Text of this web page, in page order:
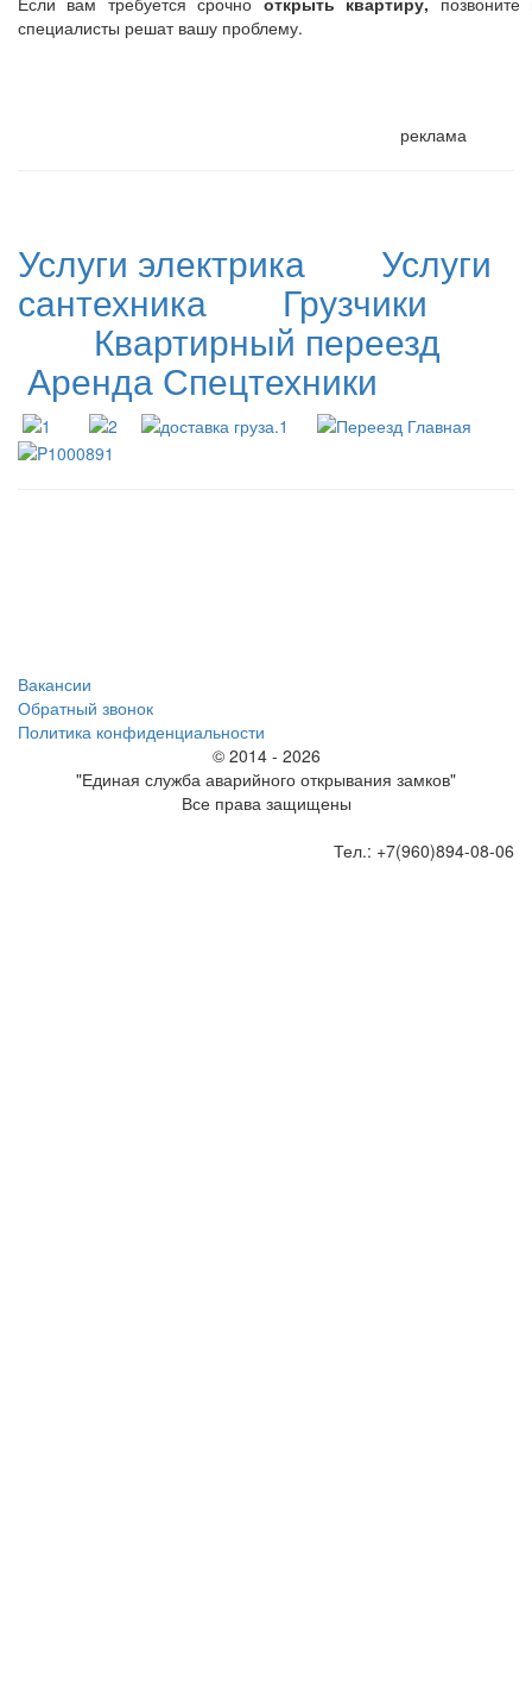
специалисты решат вашу проблему.
реклама
Услуги электрика Услуги
сантехника Грузчики
Квартирный переезд
Аренда Спецтехники
Вакансии
Обратный звонок
Политика конфиденциальности
© 2014 - 2026
"Единая служба аварийного открывания замков"
Все права защищены
Тел.: +7(960)894-08-06